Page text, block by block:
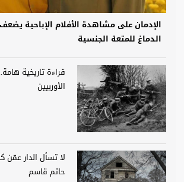
الإدمان على مشاهدة الأفلام الإباحية
الدماغ للمتعة الجنسية
قراءة تاريخية
الأوربيين
لا تسأل الدار
حاتم قاسم